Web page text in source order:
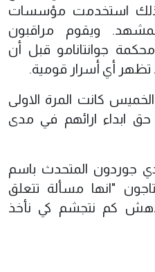
استخدمت مؤسسات
ويقوم مراقبون
جوانتانامو قبل أن
تظهر أي أسرار قومية.
كانت المرة الاولى
حق ابداء ارائهم في مدى
جوردون المتحدث باسم
"انها مسألة تتعلق
كم نتجشم كي نأخذ